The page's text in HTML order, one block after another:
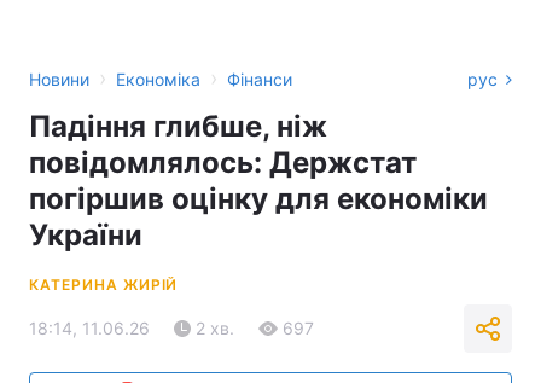
Новини › Економіка › Фінанси рус
Падіння глибше, ніж
повідомлялось: Держстат
погіршив оцінку для економіки
України
КАТЕРИНА ЖИРІЙ
18:14, 11.06.26 2 хв. 697